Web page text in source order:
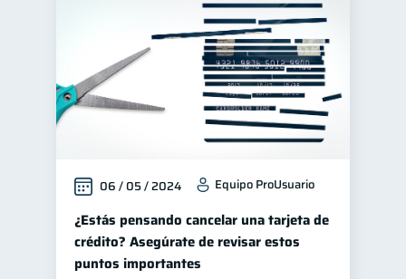
06 / 05 / 2024 Equipo ProUsuario
¿Estás pensando cancelar una tarjeta de
crédito? Asegúrate de revisar estos
puntos importantes